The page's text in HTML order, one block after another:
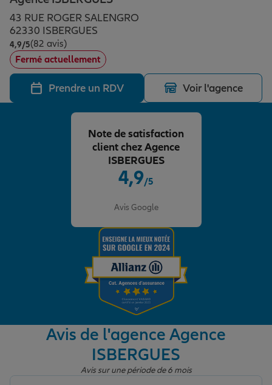
Assurance emprunteur
Prévoyance et dépendance
Assurance animal de compagnie
Protection de la famille
Protection juridique
Épargne & retraite
Plan épargne retraite
Assurance vie
Placements financiers
Investissements immobiliers
Transmission
Vos projets
Partir en vacances
Départ à la retraite
Préparer l’avenir
Conseil assurance
Assurance habitation
Le Pack Famille
Garantie des accidents de la vie
Assurance scolaire
Allianz en France
43 RUE ROGER SALENGRO
62330 ISBERGUES
4,9/5Note de 4.9 sur 5
(82 avis)
Fermé actuellement
Prendre un RDV Voir l'agence
4,9/5
Avis Google
Note de satisfaction
client chez Agence
ISBERGUES
Avis de l'agence Agence
ISBERGUES
Avis sur une période de 6 mois